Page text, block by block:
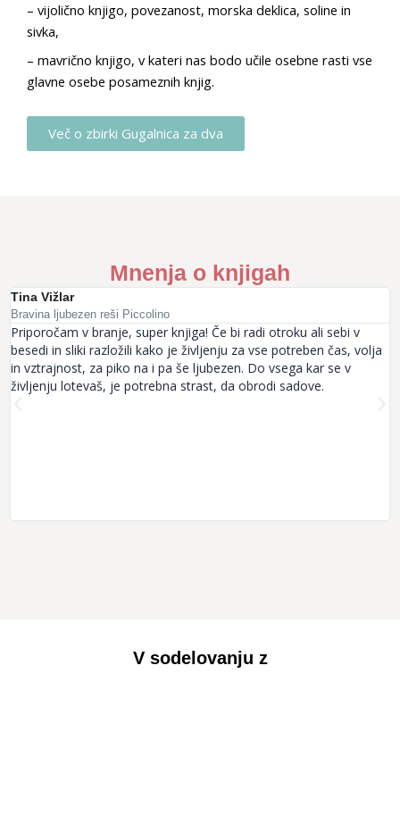
– vijolično knjigo, povezanost, morska deklica, soline in
sivka,
– mavrično knjigo, v kateri nas bodo učile osebne rasti vse
glavne osebe posameznih knjig.
Več o zbirki Gugalnica za dva
Mnenja o knjigah
Tina Vižlar
Bravina ljubezen reši Piccolino
Priporočam v branje, super knjiga! Če bi radi otroku ali sebi v
besedi in sliki razložili kako je življenju za vse potreben čas, volja
in vztrajnost, za piko na i pa še ljubezen. Do vsega kar se v
življenju lotevaš, je potrebna strast, da obrodi sadove.
V sodelovanju z